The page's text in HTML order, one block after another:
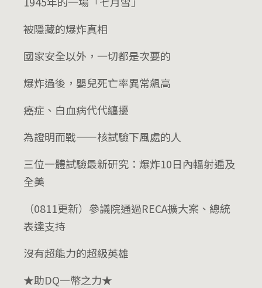
被隱藏的爆炸真相
國家安全以外，一切都是次要的
爆炸過後，嬰兒死亡率異常飆高
癌症、白血病代代纏擾
為證明而戰——核試驗下風處的人
三位一體試驗最新研究：爆炸10日內輻射遍及
全美
（0811更新）參議院通過RECA擴大案、總統
表達支持
沒有超能力的超級英雄
★助DQ一幣之力★